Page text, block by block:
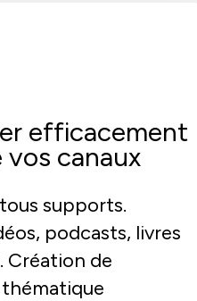
efficacement
vos canaux
supports.
podcasts, livres
Création de